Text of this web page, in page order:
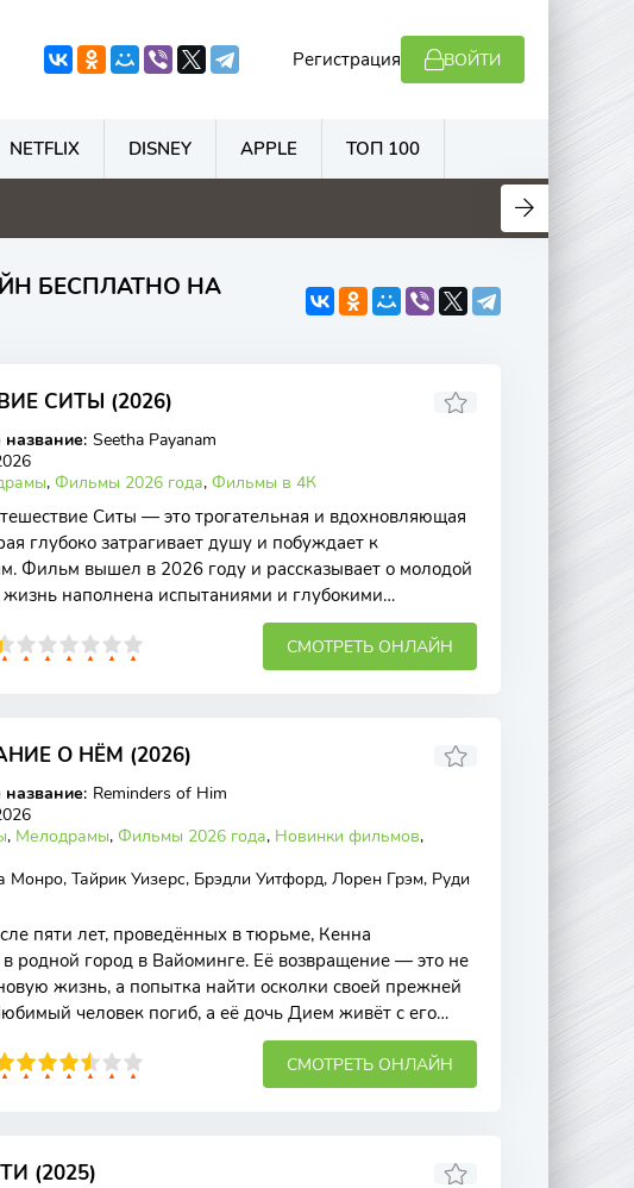
Регистрация ВОЙТИ
NETFLIX DISNEY APPLE ТОП 100
БЕСПЛАТНО НА
СИТЫ (2026)
: Seetha Payanam
, Фильмы 2026 года, Фильмы в 4К
Ситы — это трогательная и вдохновляющая
глубоко затрагивает душу и побуждает к
Фильм вышел в 2026 году и рассказывает о молодой
наполнена испытаниями и глубокими
10 СМОТРЕТЬ ОНЛАЙН
О НЁМ (2026)
: Reminders of Him
, Мелодрамы, Фильмы 2026 года, Новинки фильмов,
Монро, Тайрик Уизерс, Брэдли Уитфорд, Лорен Грэм, Руди
пяти лет, проведённых в тюрьме, Кенна
в родной город в Вайоминге. Её возвращение — это не
жизнь, а попытка найти осколки своей прежней
человек погиб, а её дочь Дием живёт с его
10 СМОТРЕТЬ ОНЛАЙН
(2025)